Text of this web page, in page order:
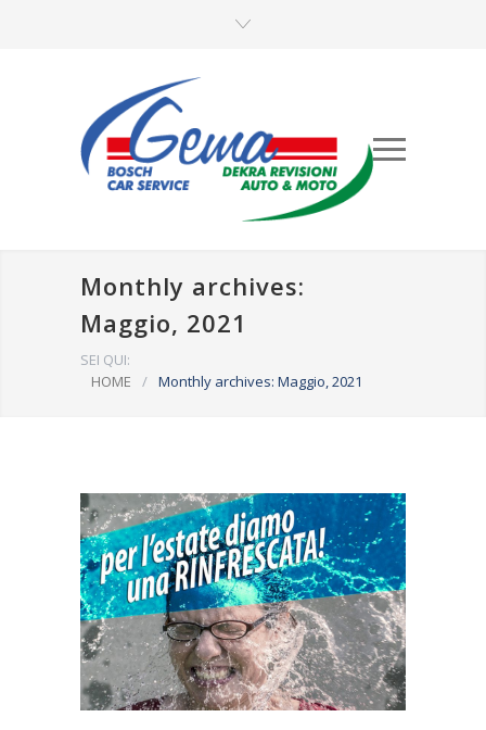
Monthly archives:
Maggio, 2021
SEI QUI:
HOME
/ Monthly archives: Maggio, 2021